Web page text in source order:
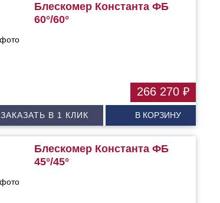
Блескомер Константа ФБ
60°/60°
ЗАКАЗАТЬ В 1 КЛИК В КОРЗИНУ
266 270 ₽
Блескомер Константа ФБ
45°/45°